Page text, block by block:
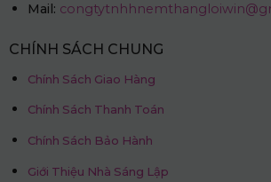
Mail:
CHÍNH SÁCH CHUNG
Chính Sách Giao Hàng
Chính Sách Thanh Toán
Chính Sách Bảo Hành
Giới Thiệu Nhà Sáng Lập